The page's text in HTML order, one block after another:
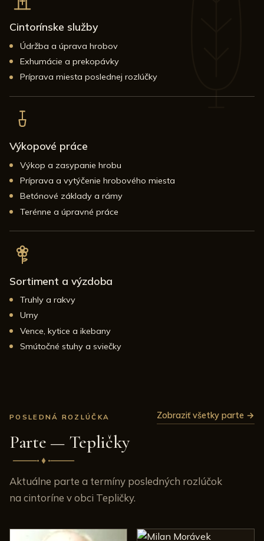
Cintorínske služby
Údržba a úprava hrobov
Exhumácie a prekopávky
Príprava miesta poslednej rozlúčky
Výkopové práce
Výkop a zasypanie hrobu
Príprava a vytýčenie hrobového miesta
Betónové základy a rámy
Terénne a úpravné práce
Sortiment a výzdoba
Truhly a rakvy
Urny
Vence, kytice a ikebany
Smútočné stuhy a sviečky
POSLEDNÁ ROZLÚČKA
Parte — Tepličky
Zobraziť všetky parte →
Aktuálne parte a termíny posledných rozlúčok
na cintoríne v obci Tepličky.